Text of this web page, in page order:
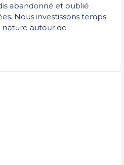
abandonné et oublié
Nous investissons temps
nature autour de